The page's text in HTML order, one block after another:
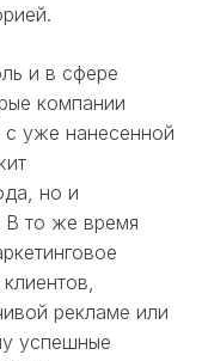
и в сфере
компании
с уже нанесенной
но и
В то же время
рекламе или
успешные